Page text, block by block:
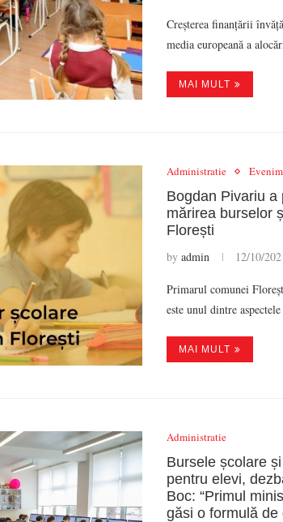
Creșterea finanțării
media europeană a
MAI MULT
Administratie
Bogdan Pivariu a
mărirea burselor
Florești
by admin 12/10/
Primarul comunei
este unul dintre
MAI MULT
Administratie
Bursele școlare
pentru elevi,
Boc: “Primul
găsi o formulă de